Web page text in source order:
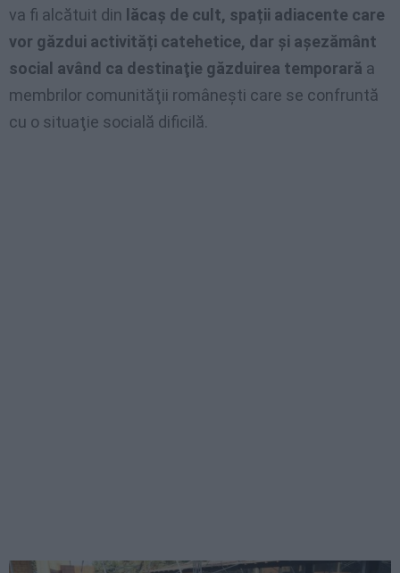
va fi alcătuit din lăcaş de cult, spații adiacente care
vor găzdui activități catehetice, dar și așezământ
social având ca destinaţie găzduirea temporară a
membrilor comunităţii româneşti care se confruntă
cu o situaţie socială dificilă.